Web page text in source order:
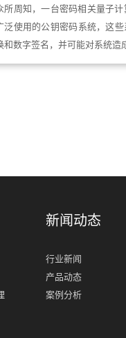
所周知，一台密码相关量子
泛使用的公钥密码系统，这
和数字签名，并可能对系统造
新闻动态
行业新闻
产品动态
案例分析